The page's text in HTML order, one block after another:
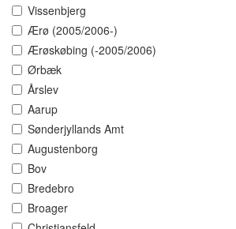
Vissenbjerg
Ærø (2005/2006-)
Ærøskøbing (-2005/2006)
Ørbæk
Årslev
Aarup
Sønderjyllands Amt
Augustenborg
Bov
Bredebro
Broager